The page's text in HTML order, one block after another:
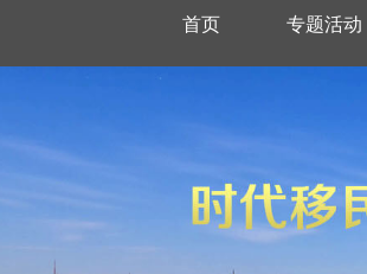
首页 专题活动